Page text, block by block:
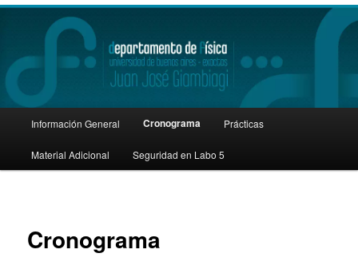
Skip
to
Información General Cronograma Prácticas
Material Adicional Seguridad en Labo 5
Cronograma